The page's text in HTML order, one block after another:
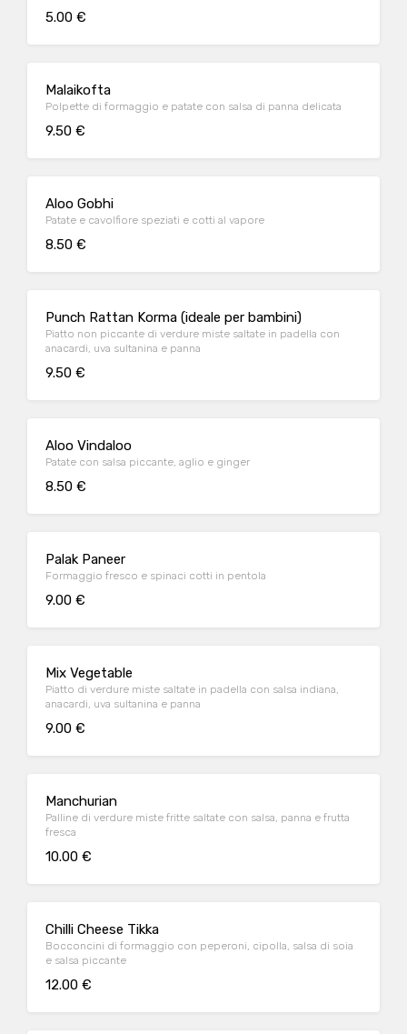
5.00 €
Malaikofta
Polpette di formaggio e patate con salsa di panna delicata
9.50 €
Aloo Gobhi
Patate e cavolfiore speziati e cotti al vapore
8.50 €
Punch Rattan Korma (ideale per bambini)
Piatto non piccante di verdure miste saltate in padella con
anacardi, uva sultanina e panna
9.50 €
Aloo Vindaloo
Patate con salsa piccante, aglio e ginger
8.50 €
Palak Paneer
Formaggio fresco e spinaci cotti in pentola
9.00 €
Mix Vegetable
Piatto di verdure miste saltate in padella con salsa indiana,
anacardi, uva sultanina e panna
9.00 €
Manchurian
Palline di verdure miste fritte saltate con salsa, panna e frutta
fresca
10.00 €
Chilli Cheese Tikka
Bocconcini di formaggio con peperoni, cipolla, salsa di soia
e salsa piccante
12.00 €